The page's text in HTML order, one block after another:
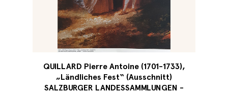
QUILLARD Pierre Antoine (1701-1733),
„Ländliches Fest“ (Ausschnitt)
SALZBURGER LANDESSAMMLUNGEN -